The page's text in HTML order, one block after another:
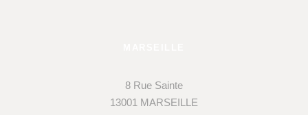
8 Rue Sainte
13001 MARSEILLE